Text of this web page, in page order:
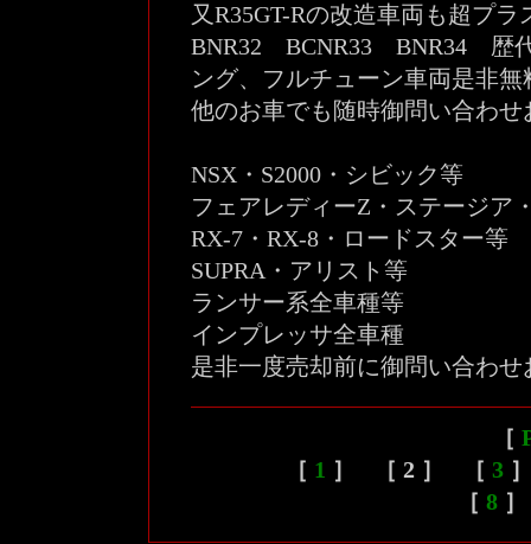
又R35GT-Rの改造車両も超プ
BNR32 BCNR33 BNR34 歴代
ング、フルチューン車両是非
他のお車でも随時御問い合わ
NSX・S2000・シビック等
フェアレディーZ・ステージア
RX-7・RX-8・ロードスター等
SUPRA・アリスト等
ランサー系全車種等
インプレッサ全車種
是非一度売却前に御問い合わ
［
［ 1 ］ ［ 2 ］ ［ 3
［ 8